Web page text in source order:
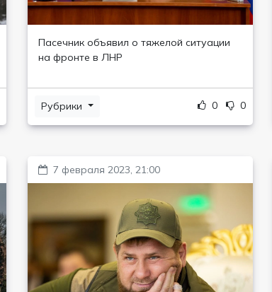
Пасечник объявил о тяжелой ситуации
на фронте в ЛНР
Рубрики 0 0
7 февраля 2023, 21:00